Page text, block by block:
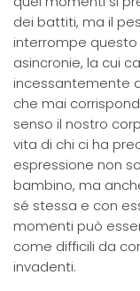
dei battiti, ma il
interrompe questo
asincronie, la cui
incessantemente
che mai
senso il nostro
vita di chi ci ha
espressione non
bambino, ma
sé stessa e con
momenti può
come difficili da
invadenti.